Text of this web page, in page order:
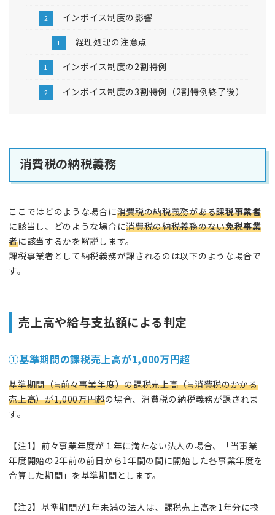
インボイス制度の影響
経理処理の注意点
インボイス制度の2割特例
インボイス制度の3割特例（2割特例終了後）
消費税の納税義務
ここではどのような場合に消費税の納税義務がある課税事業者
に該当し、どのような場合に消費税の納税義務のない免税事業
者に該当するかを解説します。
課税事業者として納税義務が課されるのは以下のような場合で
す。
売上高や給与支払額による判定
①基準期間の課税売上高が1,000万円超
基準期間（≒前々事業年度）の課税売上高（≒消費税のかかる
売上高）が1,000万円超の場合、消費税の納税義務が課されま
す。
【注1】前々事業年度が１年に満たない法人の場合、「当事業
年度開始の2年前の前日から1年間の間に開始した各事業年度を
合算した期間」を基準期間とします。
【注2】基準期間が1年未満の法人は、課税売上高を1年分に換